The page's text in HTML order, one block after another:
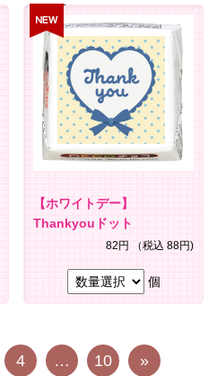
【ホワイトデー】
Thankyouドット
82円 （税込 88円)
個
4 … 10 »